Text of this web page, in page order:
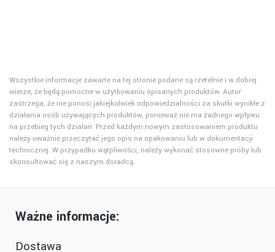
Wszystkie informacje zawarte na tej stronie podane są rzetelnie i w dobrej
wierze, że będą pomocne w użytkowaniu opisanych produktów. Autor
zastrzega, że nie ponosi jakiejkolwiek odpowiedzialności za skutki wynikłe z
działania osób używających produktów, ponieważ nie ma żadnego wpływu
na przebieg tych działań. Przed każdym nowym zastosowaniem produktu
należy uważnie przeczytać jego opis na opakowaniu lub w dokumentacji
technicznej. W przypadku wątpliwości, należy wykonać stosowne próby lub
skonsultować się z naszym doradcą.
Ważne informacje:
Dostawa